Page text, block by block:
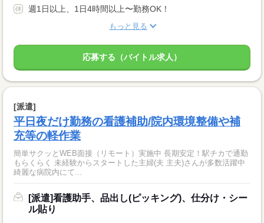
週1日以上、1日4時間以上〜勤務OK！
もっと見る
応募する（バイトル求人）
[派遣]
平日夜だけ勤務の看護補助/院内環境整備や補
充等の軽作業
簡単サクッとWEB面接（リモート）実施中 長期安定！駅チカで通勤
もらくらく 未経験からスタートした主婦(夫 主夫)さんが多数活躍中
綺麗な病院内にて...
[派遣]看護助手、品出し(ピッキング)、仕分け・シー
ル貼り